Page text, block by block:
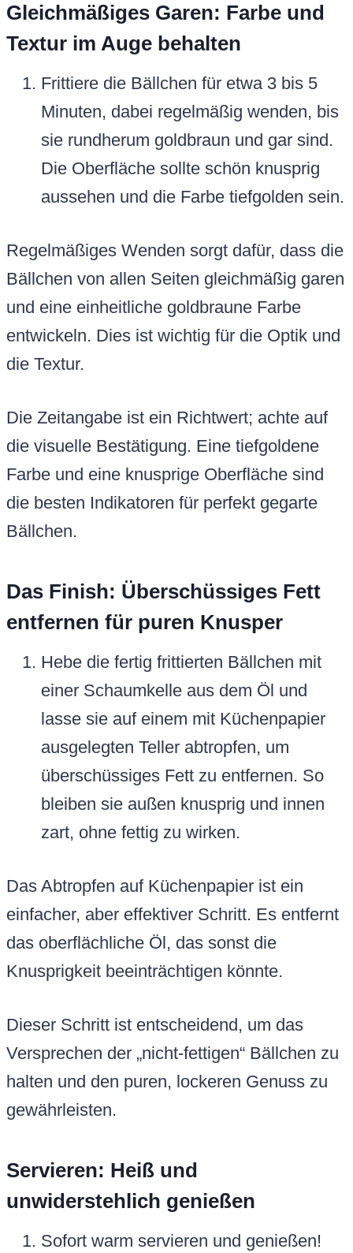
Gleichmäßiges Garen: Farbe und
Textur im Auge behalten
Frittiere die Bällchen für etwa 3 bis 5
Minuten, dabei regelmäßig wenden, bis
sie rundherum goldbraun und gar sind.
Die Oberfläche sollte schön knusprig
aussehen und die Farbe tiefgolden sein.
Regelmäßiges Wenden sorgt dafür, dass die
Bällchen von allen Seiten gleichmäßig garen
und eine einheitliche goldbraune Farbe
entwickeln. Dies ist wichtig für die Optik und
die Textur.
Die Zeitangabe ist ein Richtwert; achte auf
die visuelle Bestätigung. Eine tiefgoldene
Farbe und eine knusprige Oberfläche sind
die besten Indikatoren für perfekt gegarte
Bällchen.
Das Finish: Überschüssiges Fett
entfernen für puren Knusper
Hebe die fertig frittierten Bällchen mit
einer Schaumkelle aus dem Öl und
lasse sie auf einem mit Küchenpapier
ausgelegten Teller abtropfen, um
überschüssiges Fett zu entfernen. So
bleiben sie außen knusprig und innen
zart, ohne fettig zu wirken.
Das Abtropfen auf Küchenpapier ist ein
einfacher, aber effektiver Schritt. Es entfernt
das oberflächliche Öl, das sonst die
Knusprigkeit beeinträchtigen könnte.
Dieser Schritt ist entscheidend, um das
Versprechen der „nicht-fettigen“ Bällchen zu
halten und den puren, lockeren Genuss zu
gewährleisten.
Servieren: Heiß und
unwiderstehlich genießen
Sofort warm servieren und genießen!